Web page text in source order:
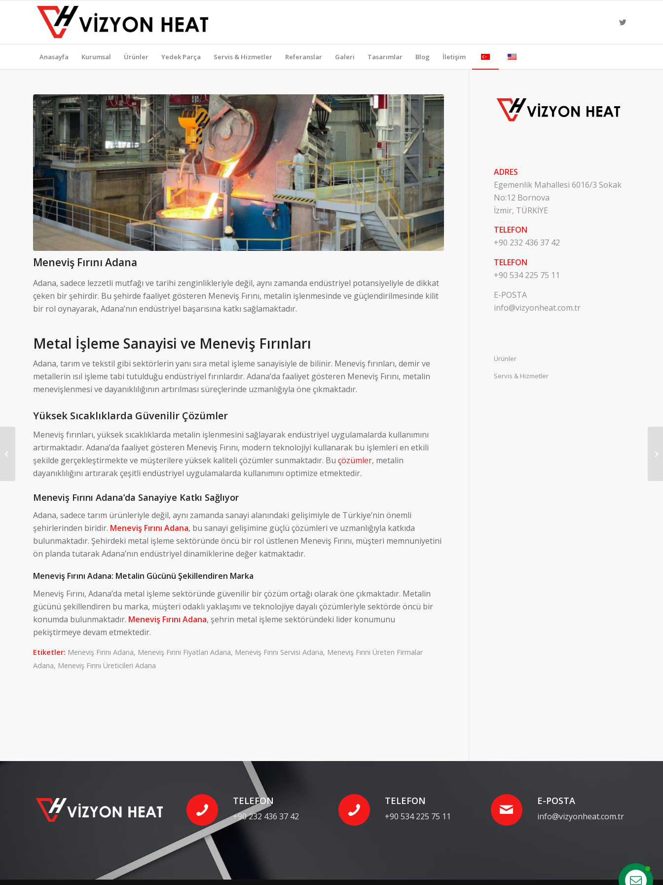
Anasayfa Kurumsal Ürünler Yedek Parça Servis & Hizmetler Referanslar Galeri Tasarımlar Blog İletişim
Meneviş Fırını Adana
Adana, sadece lezzetli mutfağı ve tarihi zenginlikleriyle değil, aynı zamanda endüstriyel potansiyeliyle de dikkat
çeken bir şehirdir. Bu şehirde faaliyet gösteren Meneviş Fırını, metalin işlenmesinde ve güçlendirilmesinde kilit
bir rol oynayarak, Adana’nın endüstriyel başarısına katkı sağlamaktadır.
Metal İşleme Sanayisi ve Meneviş Fırınları
Adana, tarım ve tekstil gibi sektörlerin yanı sıra metal işleme sanayisiyle de bilinir. Meneviş fırınları, demir ve
metallerin ısıl işleme tabi tutulduğu endüstriyel fırınlardır. Adana’da faaliyet gösteren Meneviş Fırını, metalin
menevişlenmesi ve dayanıklılığının artırılması süreçlerinde uzmanlığıyla öne çıkmaktadır.
Yüksek Sıcaklıklarda Güvenilir Çözümler
Meneviş fırınları, yüksek sıcaklıklarda metalin işlenmesini sağlayarak endüstriyel uygulamalarda kullanımını
artırmaktadır. Adana’da faaliyet gösteren Meneviş Fırını, modern teknolojiyi kullanarak bu işlemleri en etkili
şekilde gerçekleştirmekte ve müşterilere yüksek kaliteli çözümler sunmaktadır. Bu çözümler, metalin
dayanıklılığını artırarak çeşitli endüstriyel uygulamalarda kullanımını optimize etmektedir.
Meneviş Fırını Adana’da Sanayiye Katkı Sağlıyor
Adana, sadece tarım ürünleriyle değil, aynı zamanda sanayi alanındaki gelişimiyle de Türkiye’nin önemli
şehirlerinden biridir. Meneviş Fırını Adana, bu sanayi gelişimine güçlü çözümleri ve uzmanlığıyla katkıda
bulunmaktadır. Şehirdeki metal işleme sektöründe öncü bir rol üstlenen Meneviş Fırını, müşteri memnuniyetini
ön planda tutarak Adana’nın endüstriyel dinamiklerine değer katmaktadır.
Meneviş Fırını Adana: Metalin Gücünü Şekillendiren Marka
Meneviş Fırını, Adana’da metal işleme sektöründe güvenilir bir çözüm ortağı olarak öne çıkmaktadır. Metalin
gücünü şekillendiren bu marka, müşteri odaklı yaklaşımı ve teknolojiye dayalı çözümleriyle sektörde öncü bir
konumda bulunmaktadır. Meneviş Fırını Adana, şehrin metal işleme sektöründeki lider konumunu
pekiştirmeye devam etmektedir.
Etiketler: Meneviş Fırını Adana, Meneviş Fırını Fiyatları Adana, Meneviş Fırını Servisi Adana, Meneviş Fırını Üreten Firmalar
Adana, Meneviş Fırını Üreticileri Adana
ADRES
Egemenlik Mahallesi 6016/3 Sokak
No:12 Bornova
İzmir, TÜRKİYE
TELEFON
+90 232 436 37 42
TELEFON
+90 534 225 75 11
E-POSTA
info@vizyonheat.com.tr
Ürünler
Servis & Hizmetler
TELEFON
+90 232 436 37 42
TELEFON
+90 534 225 75 11
E-POSTA
info@vizyonheat.com.tr
Meneviş Fırını Kocaeli